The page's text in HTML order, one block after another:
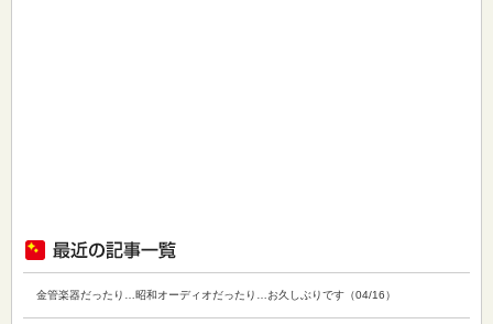
金管楽器だったり…昭和オーディオだったり…お久しぶりです（04/16）